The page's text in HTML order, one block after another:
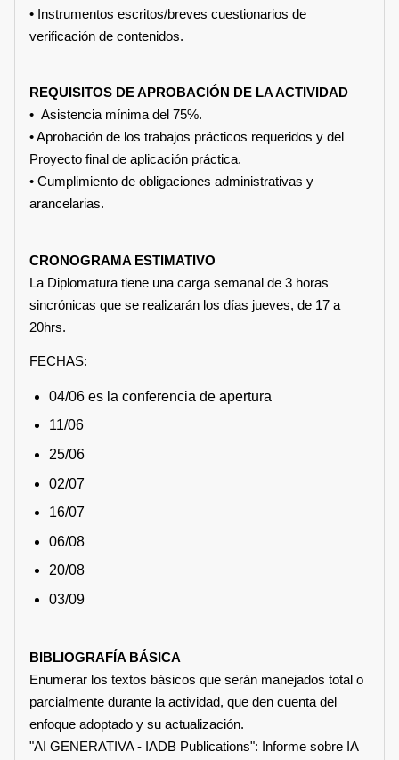
• Instrumentos escritos/breves cuestionarios de
verificación de contenidos.
REQUISITOS DE APROBACIÓN DE LA ACTIVIDAD
• Asistencia mínima del 75%.
• Aprobación de los trabajos prácticos requeridos y del
Proyecto final de aplicación práctica.
• Cumplimiento de obligaciones administrativas y
arancelarias.
CRONOGRAMA ESTIMATIVO
La Diplomatura tiene una carga semanal de 3 horas
sincrónicas que se realizarán los días jueves, de 17 a
20hrs.
FECHAS:
04/06 es la conferencia de apertura
11/06
25/06
02/07
16/07
06/08
20/08
03/09
BIBLIOGRAFÍA BÁSICA
Enumerar los textos básicos que serán manejados total o
parcialmente durante la actividad, que den cuenta del
enfoque adoptado y su actualización.
"AI GENERATIVA - IADB Publications": Informe sobre IA